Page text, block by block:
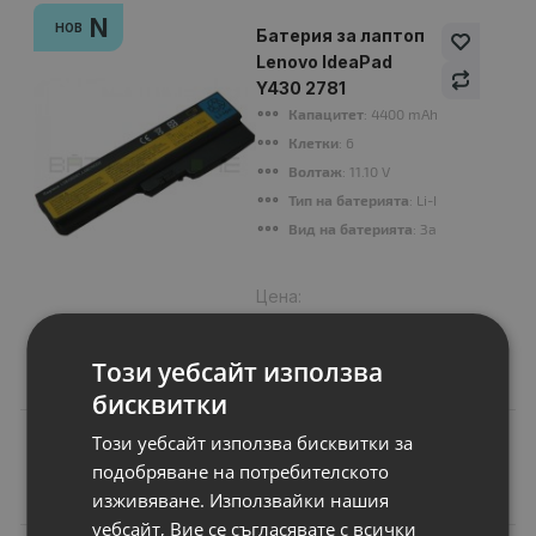
НОВ N
Батерия за лаптоп
Lenovo IdeaPad
Y430 2781
Капацитет: 4400 mAh
Клетки: 6
Волтаж: 11.10 V
Тип на батерията: Li-Ion
Вид на батерията: Заместител
Цена:
Подобни продукти
Този уебсайт използва
бисквитки
Този уебсайт използва бисквитки за
подобряване на потребителското
изживяване. Използвайки нашия
уебсайт, Вие се съгласявате с всички